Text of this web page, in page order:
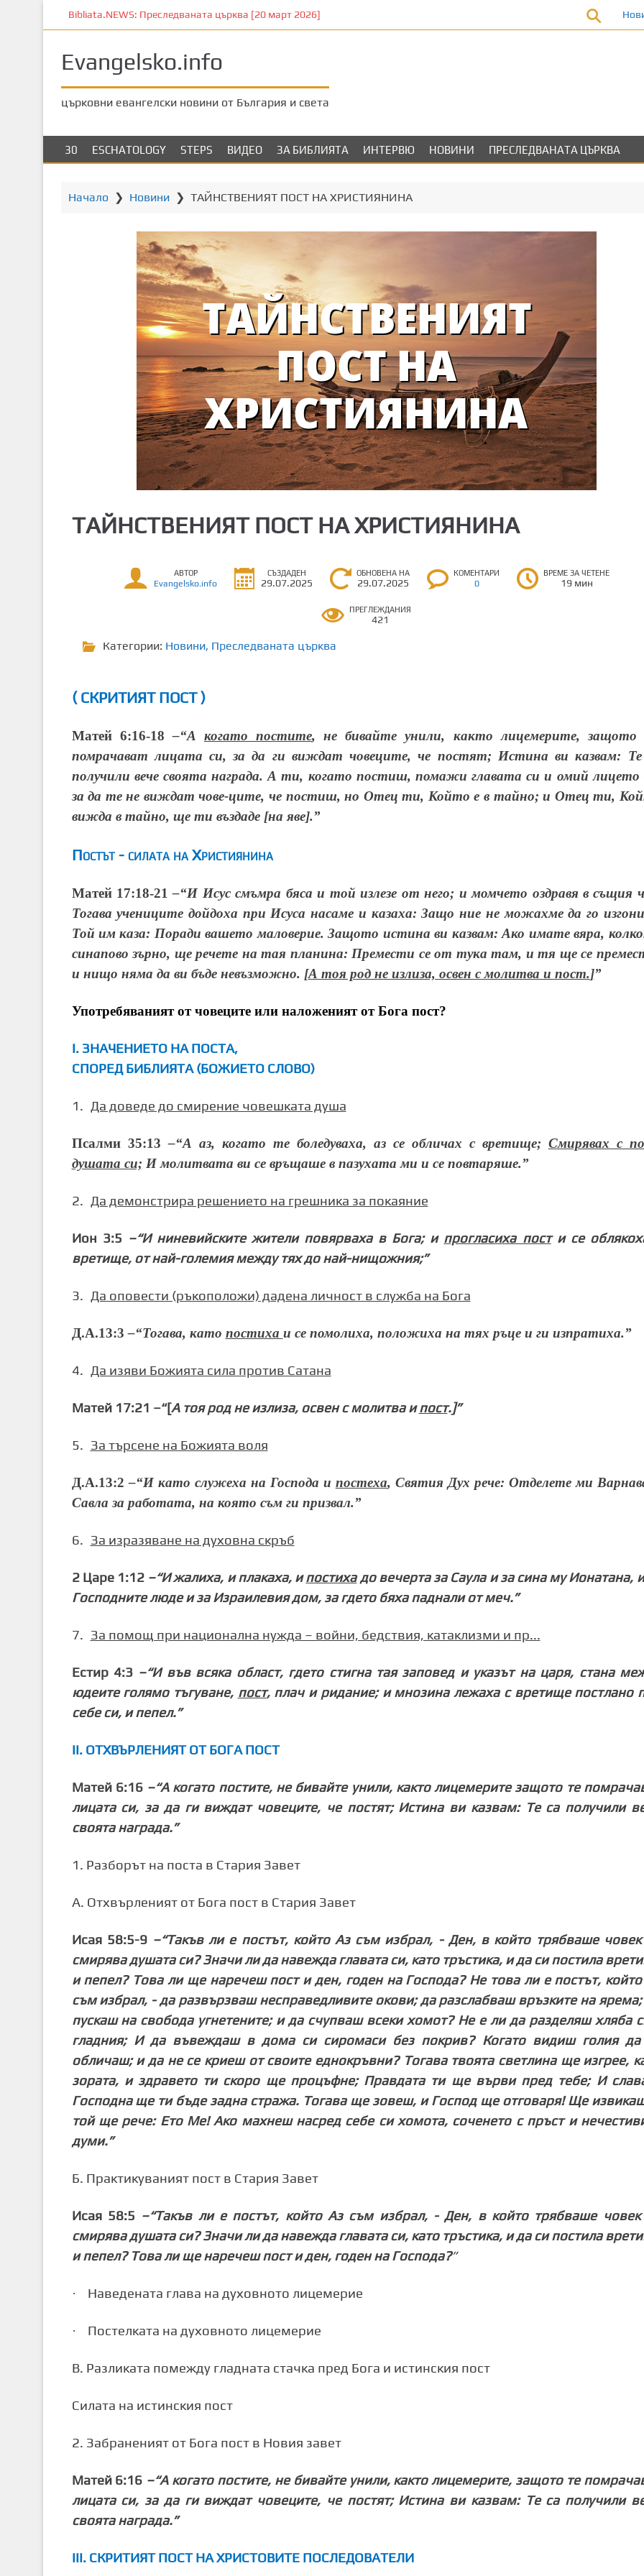
к
Bibliata.NEWS: Преследваната църква [20 март 2026]
Evangelsko.info
църковни евангелски новини от България и света
30 ESCHATOLOGY STEPS ВИДЕО ЗА БИБЛИЯТА ИНТЕРВЮ НОВИНИ ПРЕСЛЕДВАНАТА ЦЪРКВА
Начало ❯ Новини❯ ТАЙНСТВЕНИЯТ ПОСТ НА ХРИСТИЯНИНА
ТАЙНСТВЕНИЯТ ПОСТ НА ХРИСТИЯНИНА
АВТОР
Evangelsko.info
СЪЗДАДЕН
29.07.2025
ОБНОВЕНА НА
29.07.2025
КОМЕНТАРИ
0
ВРЕМЕ ЗА ЧЕТЕНЕ
19 мин
ПРЕГЛЕЖДАНИЯ
421
Категории: Новини, Преследваната църква
( СКРИТИЯТ ПОСТ )
Матей 6:16-18–“А когато постите, не бивайте унили, както лицемерите, защото
помрачават лицата си, за да ги виждат човеците, че постят; Истина ви казвам: Те
получили вече своята награда. А ти, когато постиш, помажи главата си и омий лицето
за да те не виждат чове-ците, че постиш, но Отец ти, Който е в тайно; и Отец ти,
вижда в тайно, ще ти въздаде [на яве].”
Постът - силата на Християнина
Матей 17:18-21–“И Исус смъмра бяса и той излезе от него; и момчето оздравя в същия
Тогава учениците дойдоха при Исуса насаме и казаха: Защо ние не можахме да го
Той им каза: Поради вашето маловерие. Защото истина ви казвам: Ако имате вяра,
синапово зърно, ще речете на тая планина: Премести се от тука там, и тя ще се
и нищо няма да ви бъде невъзможно. [А тоя род не излиза, освен с молитва и пост.]”
Употребяваният от човеците или наложеният от Бога пост?
І. ЗНАЧЕНИЕТО НА ПОСТА,
СПОРЕД БИБЛИЯТА (БОЖИЕТО СЛОВО)
1. Да доведе до смирение човешката душа
Псалми 35:13–“А аз, когато те боледуваха, аз се обличах с вретище; Смирявах с
душата си; И молитвата ви се връщаше в пазухата ми и се повтаряше.”
2. Да демонстрира решението на грешника за покаяние
Ион 3:5 –“И ниневийските жители повярваха в Бога; и прогласиха пости се
вретище, от най-големия между тях до най-нищожния;”
3. Да оповести (ръкоположи) дадена личност в служба на Бога
Д.А.13:3–“Тогава, като постиха и се помолиха, положиха на тях ръце и ги изпратиха.”
4. Да изяви Божията сила против Сатана
Матей 17:21 –“[А тоя род не излиза, освен с молитва ипост.]”
5. За търсене на Божията воля
Д.А.13:2–“И като служеха на Господа и постеха, Святия Дух рече: Отделете ми
Савла за работата, на която съм ги призвал.”
6. За изразяване на духовна скръб
2 Царе 1:12 –“И жалиха, и плакаха, ипостихадо вечерта за Саула и за сина му Ионатана,
Господните люде и за Израилевия дом, за гдето бяха паднали от меч.”
7. За помощ при национална нужда – войни, бедствия, катаклизми и пр...
Естир 4:3 –“И във всяка област, гдето стигна тая заповед и указът на царя, стана
юдеите голямо тъгуване, пост, плач и ридание; и мнозина лежаха с вретище постлано
себе си, и пепел.”
ІІ. ОТХВЪРЛЕНИЯТ ОТ БОГА ПОСТ
Матей 6:16 –“А когато постите, не бивайте унили, както лицемерите защото те
лицата си, за да ги виждат човеците, че постят; Истина ви казвам: Те са получили
своята награда.”
1. Разборът на поста в Стария Завет
А. Отхвърленият от Бога пост в Стария Завет
Исая 58:5-9 –“Такъв ли е постът, който Аз съм избрал, - Ден, в който трябваше
смирява душата си? Значи ли да навежда главата си, като тръстика, и да си постила
и пепел? Това ли ще наречеш пост и ден, годен на Господа? Не това ли е постът,
съм избрал, - да развързваш несправедливите окови; да разслабваш връзките на
пускаш на свобода угнетените; и да счупваш всеки хомот? Не е ли да разделяш хляба
гладния; И да въвеждаш в дома си сиромаси без покрив? Когато видиш голия да
обличаш; и да не се криеш от своите еднокръвни? Тогава твоята светлина ще изгрее,
зората, и здравето ти скоро ще процъфне; Правдата ти ще върви пред тебе; И
Господна ще ти бъде задна стража. Тогава ще зовеш, и Господ ще отговаря! Ще
той ще рече: Ето Ме! Ако махнеш насред себе си хомота, соченето с пръст и
думи.”
Б. Практикуваният пост в Стария Завет
Исая 58:5 –“Такъв ли е постът, който Аз съм избрал, - Ден, в който трябваше
смирява душата си? Значи ли да навежда главата си, като тръстика, и да си постила
и пепел? Това ли ще наречеш пост и ден, годен на Господа?”
· Наведената глава на духовното лицемерие
· Постелката на духовното лицемерие
В. Разликата помежду гладната стачка пред Бога и истинския пост
Силата на истинския пост
2. Забраненият от Бога пост в Новия завет
Матей 6:16 –“А когато постите, не бивайте унили, както лицемерите, защото те
лицата си, за да ги виждат човеците, че постят; Истина ви казвам: Те са получили
своята награда.”
ІІІ. СКРИТИЯТ ПОСТ НА ХРИСТОВИТЕ ПОСЛЕДОВАТЕЛИ